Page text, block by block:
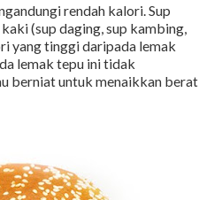
rendah kalori. Sup
(sup daging, sup kambing,
yang tinggi daripada lemak
lemak tepu ini tidak
berniat untuk menaikkan berat